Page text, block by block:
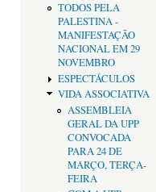
TODOS PELA
PALESTINA -
MANIFESTAÇÃO
NACIONAL EM 29
NOVEMBRO
ESPECTÁCULOS
VIDA ASSOCIATIVA
ASSEMBLEIA
GERAL DA UPP
CONVOCADA
PARA 24 DE
MARÇO, TERÇA-
FEIRA